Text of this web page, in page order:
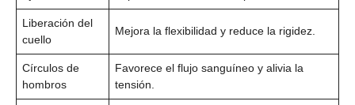
Liberación del
cuello
Mejora la flexibilidad y reduce la rigidez.
Círculos de
hombros
Favorece el flujo sanguíneo y alivia la
tensión.